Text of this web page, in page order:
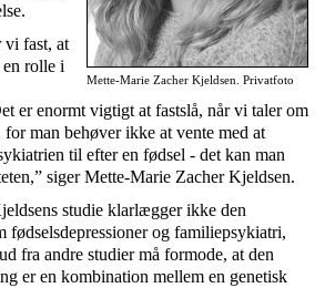
Mette-Marie Zacher Kjeldsen. Privatfoto
vi fast, at
rolle i
er enormt vigtigt at fastslå, når vi taler om
man behøver ikke at vente med at
til efter en fødsel - det kan man
siger Mette-Marie Zacher Kjeldsen.
studie klarlægger ikke den
fødselsdepressioner og familiepsykiatri,
fra andre studier må formode, at den
er en kombination mellem en genetisk